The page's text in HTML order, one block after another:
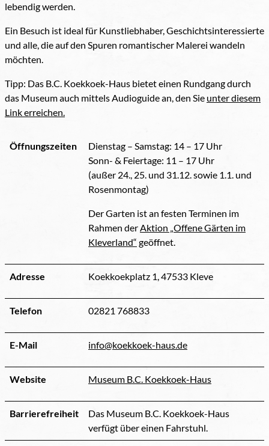
lebendig werden.
Ein Besuch ist ideal für Kunstliebhaber, Geschichtsinteressierte
und alle, die auf den Spuren romantischer Malerei wandeln
möchten.
Tipp: Das B.C. Koekkoek-Haus bietet einen Rundgang durch
das Museum auch mittels Audioguide an, den Sie unter diesem
Link erreichen.
Öffnungszeiten
Dienstag – Samstag: 14 – 17 Uhr
Sonn- & Feiertage: 11 – 17 Uhr
(außer 24., 25. und 31.12. sowie 1.1. und
Rosenmontag)
Der Garten ist an festen Terminen im
Rahmen derAktion „Offene Gärten im
Kleverland“ geöffnet.
Adresse Koekkoekplatz 1, 47533 Kleve
Telefon 02821 768833
E-Mail info@koekkoek-haus.de
Website Museum B.C. Koekkoek-Haus
Barrierefreiheit
Das Museum B.C. Koekkoek-Haus
verfügt über einen Fahrstuhl.